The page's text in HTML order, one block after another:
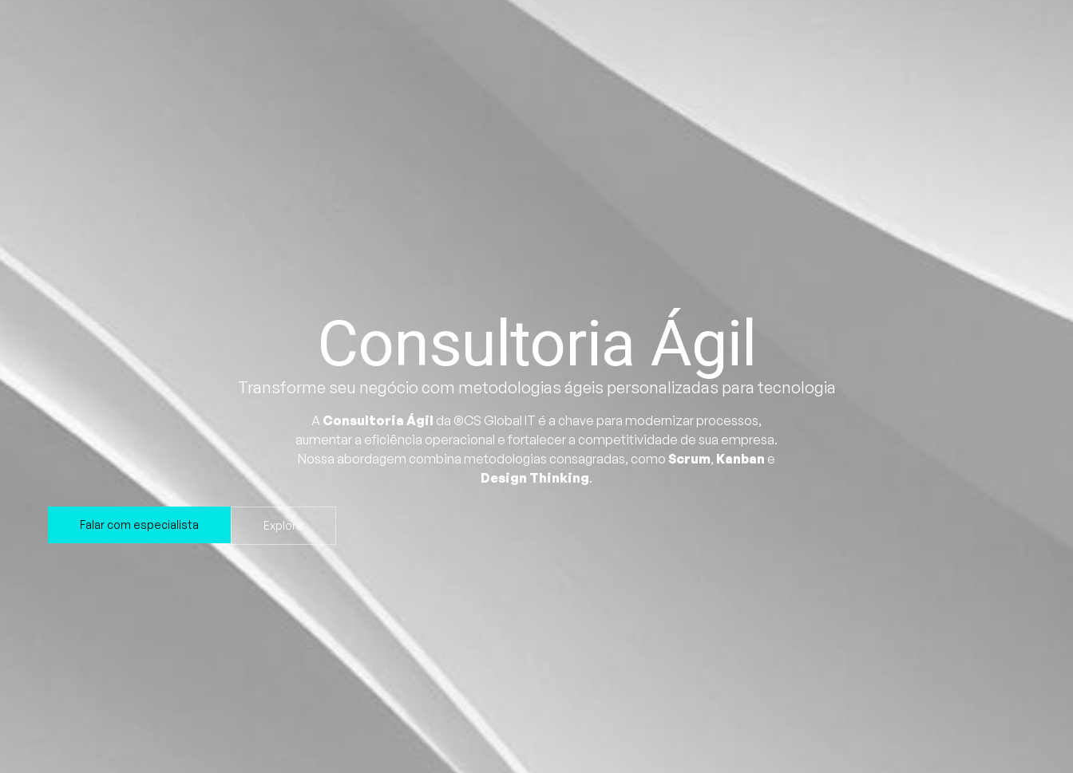
Consultoria Ágil
Transforme seu negócio com metodologias ágeis personalizadas para tecnologia
A Consultoria Ágil da ®CS Global IT é a chave para modernizar processos,
aumentar a eficiência operacional e fortalecer a competitividade de sua empresa.
Nossa abordagem combina metodologias consagradas, como Scrum, Kanban e
Design Thinking.
Falar com especialista Explore